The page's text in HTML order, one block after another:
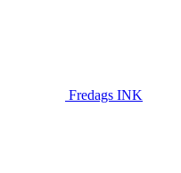
Fredags INK